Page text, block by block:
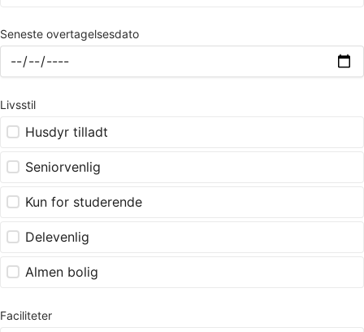
Seneste overtagelsesdato
Livsstil
Husdyr tilladt
Seniorvenlig
Kun for studerende
Delevenlig
Almen bolig
Faciliteter